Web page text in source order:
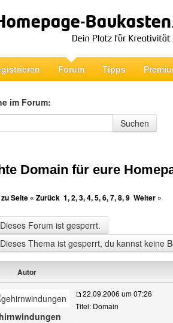
Forum Tipps
im Forum:
im Forum
Suchen
Domain für eure
Seite « Zurück 1,2,3,4,5,6,7,8,9 Weiter »
Dieses Forum ist gesperrt.
Dieses Thema ist gesperrt, du kannst keine
Autor
22.09.2006 um 07:26
Titel: Domain